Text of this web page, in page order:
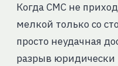
Когда СМС не
мелкой только со
просто неудачная
разрыв юридически